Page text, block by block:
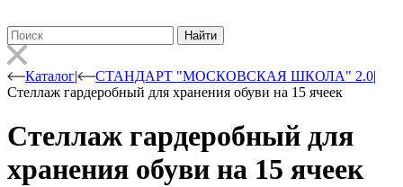
Найти
Каталог| СТАНДАРТ "МОСКОВСКАЯ ШКОЛА" 2.0|
Стеллаж гардеробный для хранения обуви на 15 ячеек
Стеллаж гардеробный для
хранения обуви на 15 ячеек